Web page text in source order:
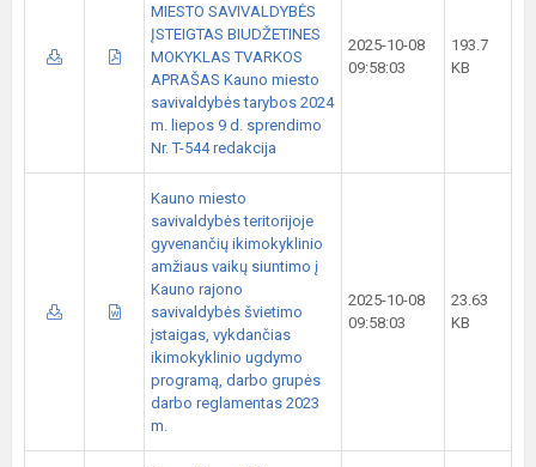
MIESTO SAVIVALDYBĖS
ĮSTEIGTAS BIUDŽETINES
MOKYKLAS TVARKOS
APRAŠAS Kauno miesto
savivaldybės tarybos 2024
m. liepos 9 d. sprendimo
Nr. T-544 redakcija
2025-10-08
09:58:03
193.7
KB
Kauno miesto
savivaldybės teritorijoje
gyvenančių ikimokyklinio
amžiaus vaikų siuntimo į
Kauno rajono
savivaldybės švietimo
įstaigas, vykdančias
ikimokyklinio ugdymo
programą, darbo grupės
darbo reglamentas 2023
m.
2025-10-08
09:58:03
23.63
KB